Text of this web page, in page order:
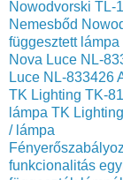
Nowodvorski TL-
Nemesbőd
függesztett lámpa
Nova Luce NL-
Luce NL-833426
TK Lighting TK-
lámpa TK
/ lámpa
funkcionalitás